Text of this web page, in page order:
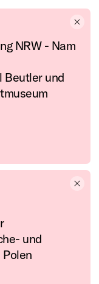
NRW - Nam
Beutler und
und